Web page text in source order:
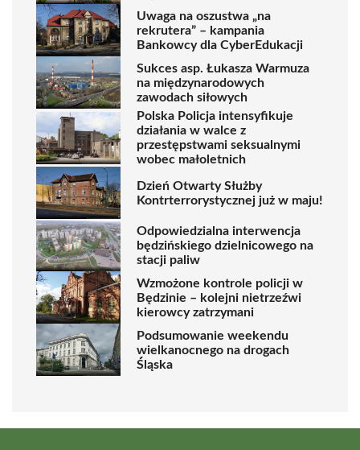
Uwaga na oszustwa „na
rekrutera” – kampania
Bankowcy dla CyberEdukacji
Sukces asp. Łukasza Warmuza
na międzynarodowych
zawodach siłowych
Polska Policja intensyfikuje
działania w walce z
przestępstwami seksualnymi
wobec małoletnich
Dzień Otwarty Służby
Kontrterrorystycznej już w maju!
Odpowiedzialna interwencja
będzińskiego dzielnicowego na
stacji paliw
Wzmożone kontrole policji w
Będzinie – kolejni nietrzeźwi
kierowcy zatrzymani
Podsumowanie weekendu
wielkanocnego na drogach
Śląska